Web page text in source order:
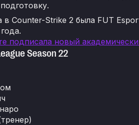
Counter-Strike 2 была FUT
подписала новый
Season 22